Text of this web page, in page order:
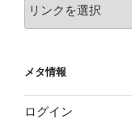
メタ情報
ログイン